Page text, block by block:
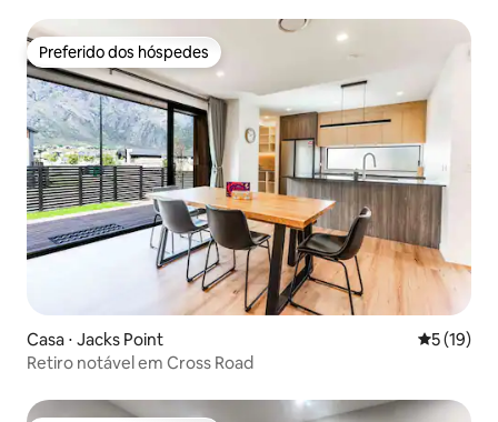
Preferido dos hóspedes
Preferido dos hóspedes
Casa ⋅ Jacks Point 5 de uma
5 (19)
Retiro notável em Cross Road